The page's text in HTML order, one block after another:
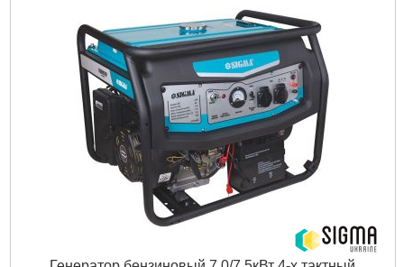
Мощность двигателя привода, л.с.: 17.0
Рабочий объем двигателя привода, см³: 460
Время беспрерывной работы, ч: 8
Система запуска: Электро
Уровень шума, дБ: 74
Подробнее...